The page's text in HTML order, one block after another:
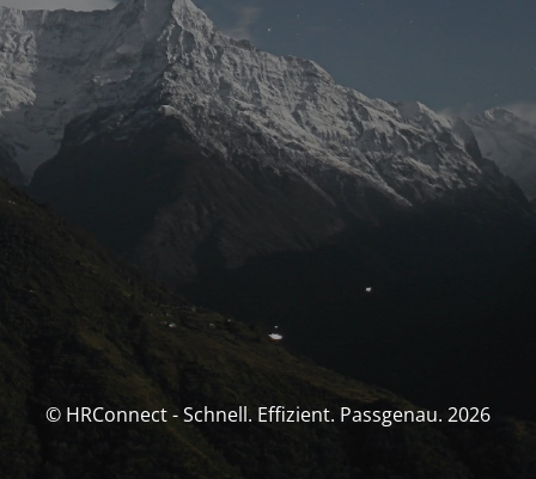
© HRConnect - Schnell. Effizient. Passgenau. 2026